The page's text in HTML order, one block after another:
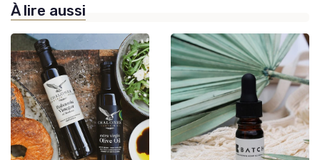
À lire aussi